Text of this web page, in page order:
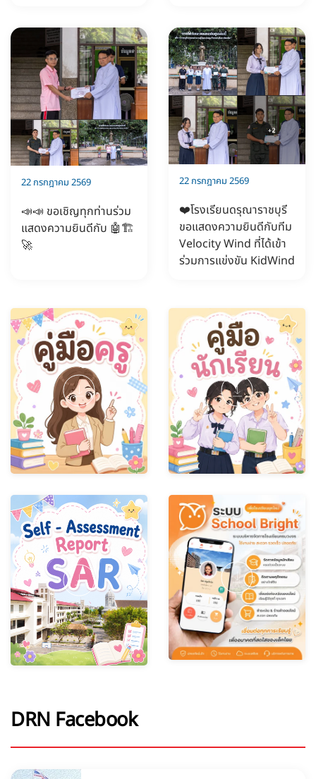
22 กรกฎาคม 2569
📣📣 ขอเชิญทุกท่านร่วม
แสดงความยินดีกับ 🤖🏗️
🚀
22 กรกฎาคม 2569
❤️โรงเรียนดรุณาราชบุรี
ขอแสดงความยินดีกับทีม
Velocity Wind ที่ได้เข้า
ร่วมการแข่งขัน KidWind
DRN Facebook